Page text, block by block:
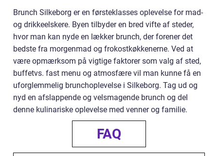
Brunch Silkeborg er en førsteklasses oplevelse for mad-
og drikkeelskere. Byen tilbyder en bred vifte af steder,
hvor man kan nyde en lækker brunch, der forener det
bedste fra morgenmad og frokostkøkkenerne. Ved at
være opmærksom på vigtige faktorer som valg af sted,
buffetvs. fast menu og atmosfære vil man kunne få en
uforglemmelig brunchoplevelse i Silkeborg. Tag ud og
nyd en afslappende og velsmagende brunch og del
denne kulinariske oplevelse med venner og familie.
FAQ